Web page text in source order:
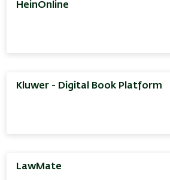
HeinOnline
Kluwer - Digital Book Platform
LawMate